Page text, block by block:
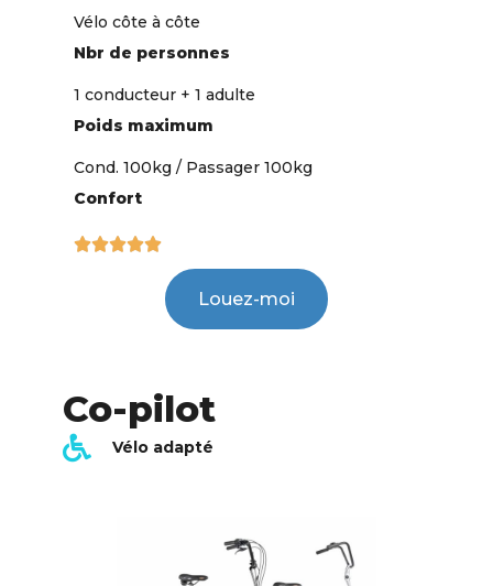
Vélo côte à côte
Nbr de personnes
1 conducteur + 1 adulte
Poids maximum
Cond. 100kg / Passager 100kg
Confort

Louez-moi
Co-pilot
Vélo adapté